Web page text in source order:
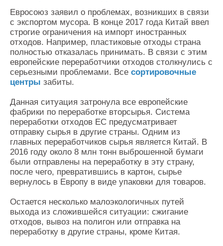
Евросоюз заявил о проблемах, возникших в связи
с экспортом мусора. В конце 2017 года Китай ввел
строгие ограничения на импорт иностранных
отходов. Например, пластиковые отходы страна
полностью отказалась принимать. В связи с этим
европейские переработчики отходов столкнулись с
серьезными проблемами. Все сортировочные
центры забиты.
Данная ситуация затронула все европейские
фабрики по переработке вторсырья. Система
переработки отходов ЕС предусматривает
отправку сырья в другие страны. Одним из
главных переработчиков сырья является Китай. В
2016 году около 8 млн тонн выброшенной бумаги
были отправлены на переработку в эту страну,
после чего, превратившись в картон, сырье
вернулось в Европу в виде упаковки для товаров.
Остается несколько малоэкологичных путей
выхода из сложившейся ситуации: сжигание
отходов, вывоз на полигон или отправка на
переработку в другие страны, кроме Китая.